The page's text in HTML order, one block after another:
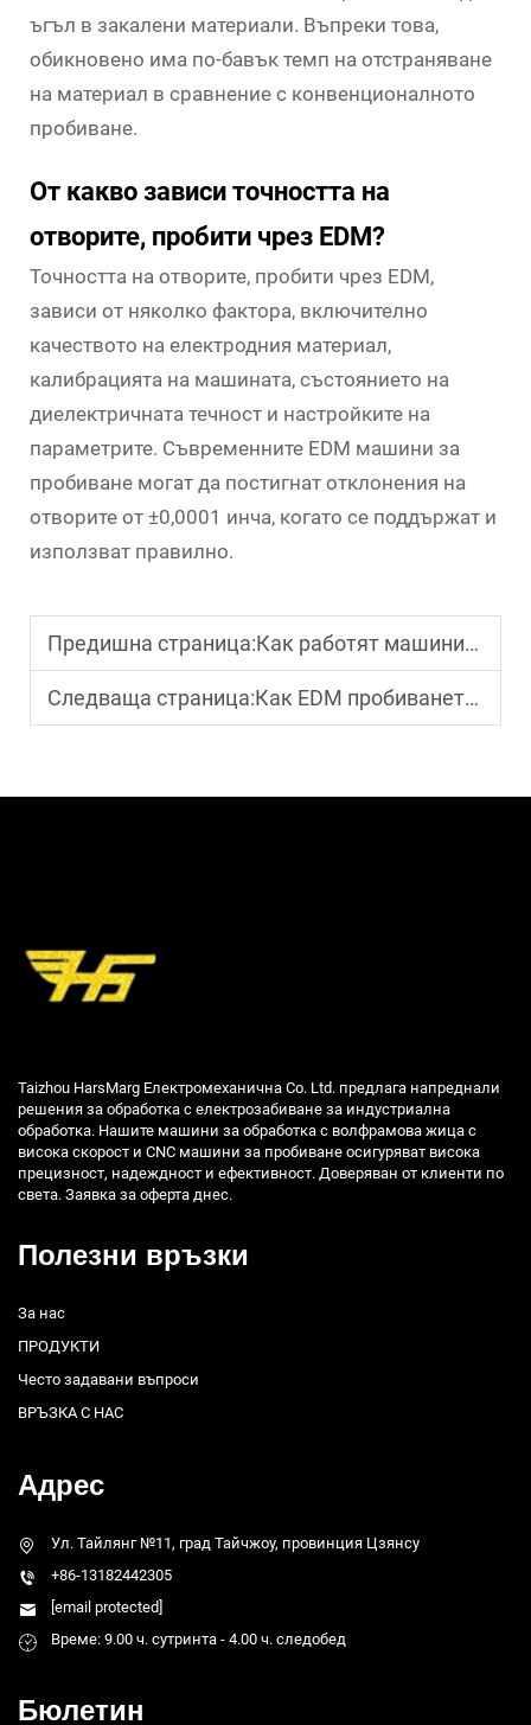
ъгъл в закалени материали. Въпреки това,
обикновено има по-бавък темп на отстраняване
на материал в сравнение с конвенционалното
пробиване.
От какво зависи точността на
отворите, пробити чрез EDM?
Точността на отворите, пробити чрез EDM,
зависи от няколко фактора, включително
качеството на електродния материал,
калибрацията на машината, състоянието на
диелектричната течност и настройките на
параметрите. Съвременните EDM машини за
пробиване могат да постигнат отклонения на
отворите от ±0,0001 инча, когато се поддържат и
използват правилно.
Предишна страница:Как работят машините за рязане с диамант при обработка на твърди материали?
Следваща страница:Как EDM пробиването се справя със създаването на микроскопични отвори?
Taizhou HarsMarg Електромеханична Co. Ltd. предлага напреднали
решения за обработка с електрозабиване за индустриална
обработка. Нашите машини за обработка с волфрамова жица с
висока скорост и CNC машини за пробиване осигуряват висока
прецизност, надеждност и ефективност. Доверяван от клиенти по
света. Заявка за оферта днес.
Полезни връзки
За нас
ПРОДУКТИ
Често задавани въпроси
ВРЪЗКА С НАС
Адрес
Ул. Тайлянг №11, град Тайчжоу, провинция Цзянсу
+86-13182442305
[email protected]
Време: 9.00 ч. сутринта - 4.00 ч. следобед
Бюлетин